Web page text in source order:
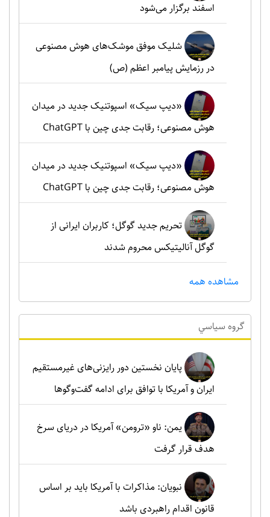
اسفند برگزار می‌شود
شلیک موفق موشک‌های هوش مصنوعی
در رزمایش پیامبر اعظم (ص)
«دیپ سیک» اسپوتنیک جدید در میدان
هوش مصنوعی؛ رقابت جدی چین با ChatGPT
«دیپ سیک» اسپوتنیک جدید در میدان
هوش مصنوعی؛ رقابت جدی چین با ChatGPT
تحریم جدید گوگل؛ کاربران ایرانی از
گوگل آنالیتیکس محروم شدند
مشاهده همه
گروه سياسي
پایان نخستین دور رایزنی‌های غیرمستقیم
ایران و آمریکا با توافق برای ادامه گفت‌وگوها
یمن: ناو «ترومن» آمریکا در دریای سرخ
هدف قرار گرفت
نبویان: مذاکرات با آمریکا باید بر اساس
قانون اقدام راهبردی باشد